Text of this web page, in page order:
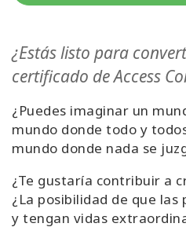
Facilitadores
More
CONTACTO
¿Estás listo para
certificado de Access
¿Puedes imaginar un
mundo donde todo y
mundo donde nada se
¿Te gustaría contribuir a
¿La posibilidad de que las
y tengan vidas